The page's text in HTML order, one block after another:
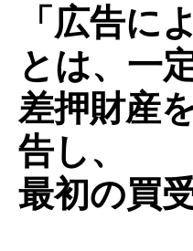
「広告に
とは、一
差押財産
告し、
最初の買